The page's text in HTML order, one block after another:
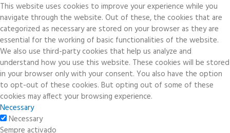
This website uses cookies to improve your experience while you
navigate through the website. Out of these, the cookies that are
categorized as necessary are stored on your browser as they are
essential for the working of basic functionalities of the website.
We also use third-party cookies that help us analyze and
understand how you use this website. These cookies will be stored
in your browser only with your consent. You also have the option
to opt-out of these cookies. But opting out of some of these
cookies may affect your browsing experience.
Necessary
Necessary
Sempre activado